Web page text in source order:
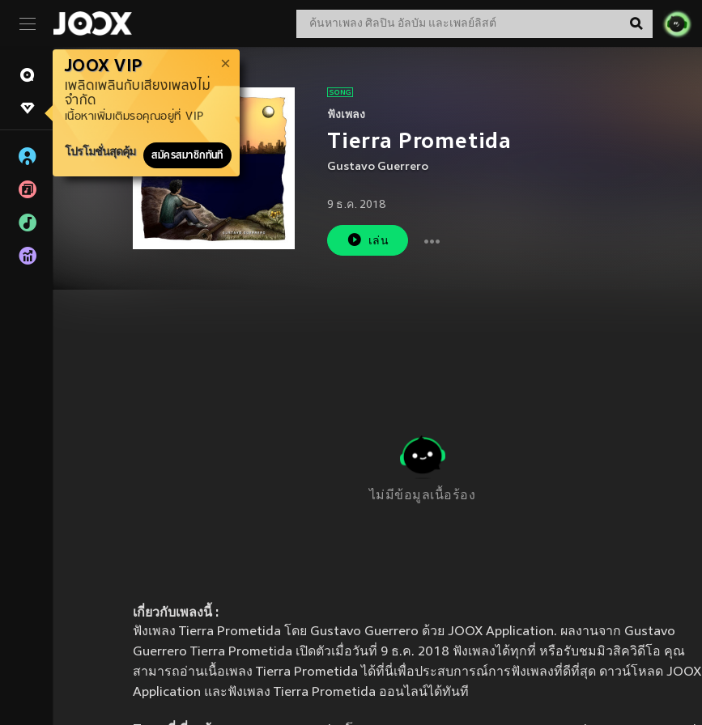
JOOX VIP
เพลิดเพลินกับเสียงเพลงไม่
จำกัด
เนื้อหาเพิ่มเติมรอคุณอยู่ที่ VIP
โปรโมชั่นสุดคุ้ม สมัครสมาชิกทันที
ฟังเพลง
Tierra Prometida
Gustavo Guerrero
9 ธ.ค. 2018
เล่น
ไม่มีข้อมูลเนื้อร้อง
เกี่ยวกับเพลงนี้ :
ฟังเพลง Tierra Prometida โดย Gustavo Guerrero ด้วย JOOX Application. ผลงานจาก Gustavo
Guerrero Tierra Prometida เปิดตัวเมื่อวันที่ 9 ธ.ค. 2018 ฟังเพลงได้ทุกที่ หรือรับชมมิวสิควิดีโอ คุณ
สามารถอ่านเนื้อเพลง Tierra Prometida ได้ที่นี่เพื่อประสบการณ์การฟังเพลงที่ดีที่สุด ดาวน์โหลด JOOX
Application และฟังเพลง Tierra Prometida ออนไลน์ได้ทันที